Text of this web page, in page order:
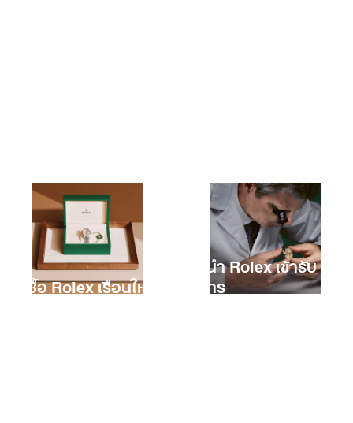
การซื้อ Rolex เรือนใหม่
การนำ Rolex เข้ารับ
บริการ